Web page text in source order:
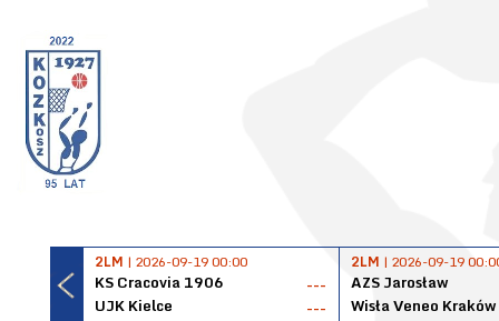
2LM | 2026-09-19 00:00
KS Cracovia 1906
---
UJK Kielce
---
2LM | 2026-09-19
AZS Jarosław
Wisła Veneo Kraków